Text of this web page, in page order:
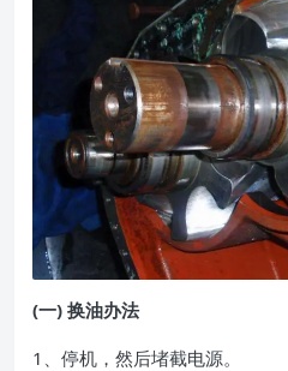
(一) 换油办法
1、停机，然后堵截电源。